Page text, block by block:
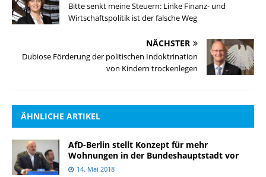
Bitte senkt meine Steuern: Linke Finanz- und
Wirtschaftspolitik ist der falsche Weg
NÄCHSTER
Dubiose Förderung der politischen Indoktrination
von Kindern trockenlegen
ÄHNLICHE ARTIKEL
AfD-Berlin stellt Konzept für mehr
Wohnungen in der Bundeshauptstadt vor
14. Mai 2018